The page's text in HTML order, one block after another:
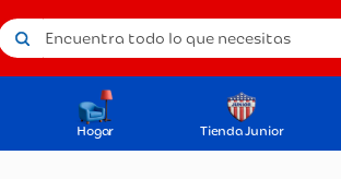
Encuentra todo lo que necesitas
Hogar Tienda Junior